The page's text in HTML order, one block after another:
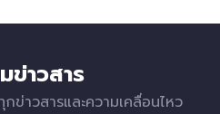
ข่าวสาร
ข่าวสารและความเคลื่อนไหว